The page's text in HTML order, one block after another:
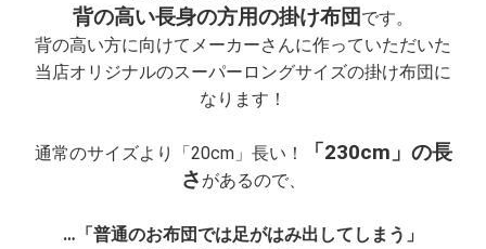
背の高い長身の方用の掛け布団 です。
背の高い方に向けてメーカーさんに作っていただいた
当店オリジナルのスーパーロングサイズの掛け布団に
なります！
通常のサイズより「20cm」長い！
「230cm」の長
さ があるので、
…「普通のお布団では足がはみ出してしまう」